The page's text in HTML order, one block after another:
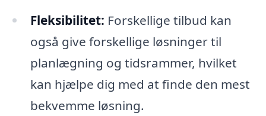
Fleksibilitet: Forskellige tilbud kan
også give forskellige løsninger til
planlægning og tidsrammer, hvilket
kan hjælpe dig med at finde den mest
bekvemme løsning.